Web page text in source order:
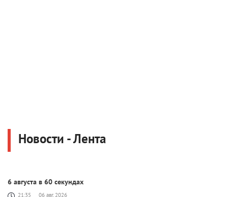
Новости - Лента
6 августа в 60 секундах
21:35 06 авг, 2026